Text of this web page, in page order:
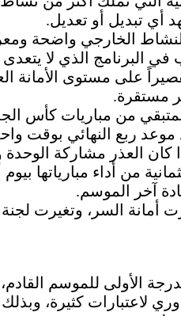
أي تبديل أو تعديل.
الخارجي واضحة
في البرنامج الذي لا يتعدى
على مستوى الأمانة
مستقرة.
من مباريات كأس
ربع النهائي بوقت
كان العذر مشاركة
من أداء مبارياتها
آخر الموسم.
أمانة السر، وتغيرت
فرق الدرجة الأولى للموسم
لاعتبارات كثيرة،